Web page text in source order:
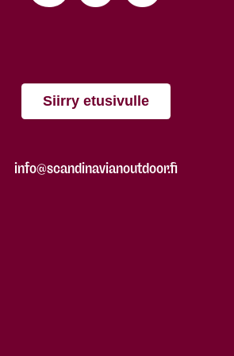
Siirry etusivulle
info@scandinavianoutdoor.fi